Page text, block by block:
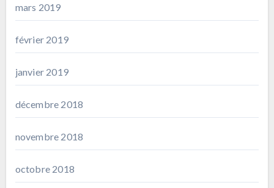
mars 2019
février 2019
janvier 2019
décembre 2018
novembre 2018
octobre 2018